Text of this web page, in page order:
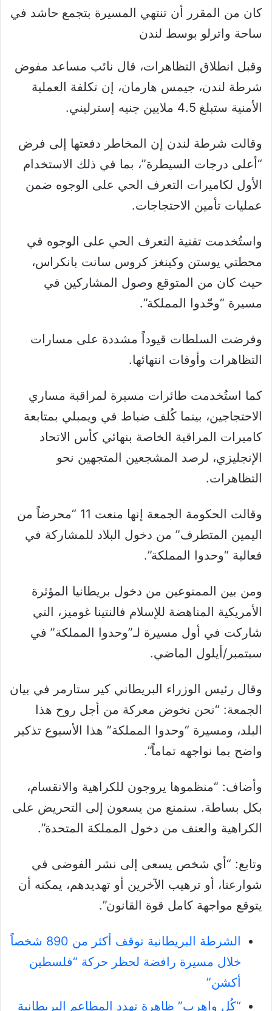
كان من المقرر أن تنتهي المسيرة بتجمع حاشد في
ساحة واترلو بوسط لندن
وقبل انطلاق التظاهرات، قال نائب مساعد مفوض
شرطة لندن، جيمس هارمان، إن تكلفة العملية
الأمنية ستبلغ 4.5 ملايين جنيه إسترليني.
وقالت شرطة لندن إن المخاطر دفعتها إلى فرض
“أعلى درجات السيطرة”، بما في ذلك الاستخدام
الأول لكاميرات التعرف الحي على الوجوه ضمن
عمليات تأمين الاحتجاجات.
واستُخدمت تقنية التعرف الحي على الوجوه في
محطتي يوستن وكينغز كروس سانت بانكراس،
حيث كان من المتوقع وصول المشاركين في
مسيرة “وحّدوا المملكة”.
وفرضت السلطات قيوداً مشددة على مسارات
التظاهرات وأوقات انتهائها.
كما استُخدمت طائرات مسيرة لمراقبة مساري
الاحتجاجين، بينما كُلف ضباط في ويمبلي بمتابعة
كاميرات المراقبة الخاصة بنهائي كأس الاتحاد
الإنجليزي، لرصد المشجعين المتجهين نحو
التظاهرات.
وقالت الحكومة الجمعة إنها منعت 11 “محرضاً من
اليمين المتطرف” من دخول البلاد للمشاركة في
فعالية “وحدوا المملكة”.
ومن بين الممنوعين من دخول بريطانيا المؤثرة
الأمريكية المناهضة للإسلام فالنتينا غوميز، التي
شاركت في أول مسيرة لـ”وحدوا المملكة” في
سبتمبر/أيلول الماضي.
وقال رئيس الوزراء البريطاني كير ستارمر في بيان
الجمعة: “نحن نخوض معركة من أجل روح هذا
البلد، ومسيرة “وحدوا المملكة” هذا الأسبوع تذكير
واضح بما نواجهه تماماً”.
وأضاف: “منظموها يروجون للكراهية والانقسام،
بكل بساطة. سنمنع من يسعون إلى التحريض على
الكراهية والعنف من دخول المملكة المتحدة”.
وتابع: “أي شخص يسعى إلى نشر الفوضى في
شوارعنا، أو ترهيب الآخرين أو تهديدهم، يمكنه أن
يتوقع مواجهة كامل قوة القانون”.
الشرطة البريطانية توقف أكثر من 890 شخصاً
خلال مسيرة رافضة لحظر حركة “فلسطين
أكشن”
“كُل واهرب” ظاهرة تهدد المطاعم البريطانية